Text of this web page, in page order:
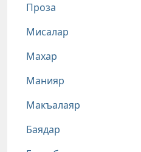
Проза
Мисалар
Махар
Манияр
Макъалаяр
Баядар